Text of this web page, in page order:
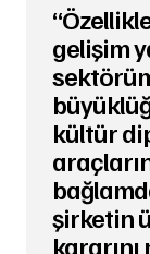
gelişim
kültür
şirketin